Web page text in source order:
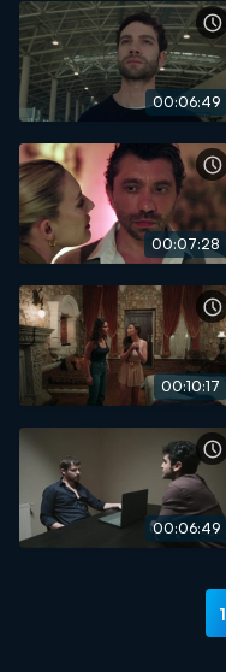
00:06:49
00:07:28
00:10:17
00:06:49
1